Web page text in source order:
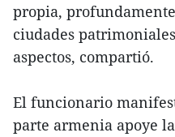
propia,
ciudades
aspectos, compartió.
El funcionario
parte armenia apoye